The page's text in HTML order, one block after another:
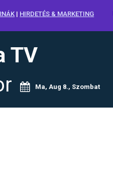
| HIRDETÉS & MARKETING
TV
Ma, Aug 8., Szombat